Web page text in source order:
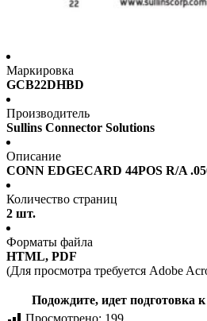
Маркировка
GCB22DHBD
Производитель
Sullins Connector Solutions
Описание
CONN EDGECARD 44POS R/A
Количество страниц
2 шт.
Форматы файла
HTML, PDF
(Для просмотра требуется Adobe
Подождите, идет подготовка